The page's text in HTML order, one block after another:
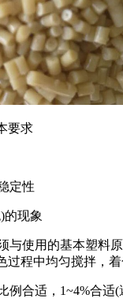
要求
定性
现象
使用的基本塑料原
程中均匀搅拌，着
合适，1~4%合适(